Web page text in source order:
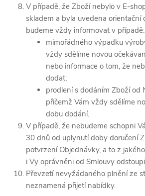
V případě, že Zboží nebylo v E-
skladem a byla uvedena orientační
budeme vždy informovat v případě:
mimořádného výpadku
vždy sdělíme novou
nebo informace o tom, že
dodat;
prodlení s dodáním Zboží od
přičemž Vám vždy sdělíme
dobu dodání.
V případě, že nebudeme schopni
30 dnů od uplynutí doby doručení
potvrzení Objednávky, a to z
i Vy oprávněni od Smlouvy
Převzetí nevyžádaného plnění ze
neznamená přijetí nabídky.